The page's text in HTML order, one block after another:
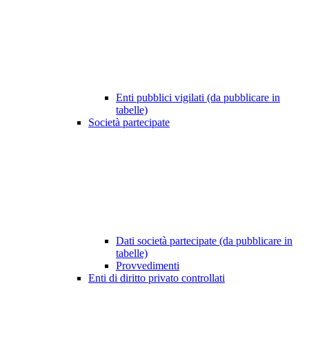
Enti pubblici vigilati (da pubblicare in
tabelle)
Società partecipate
Dati società partecipate (da pubblicare in
tabelle)
Provvedimenti
Enti di diritto privato controllati